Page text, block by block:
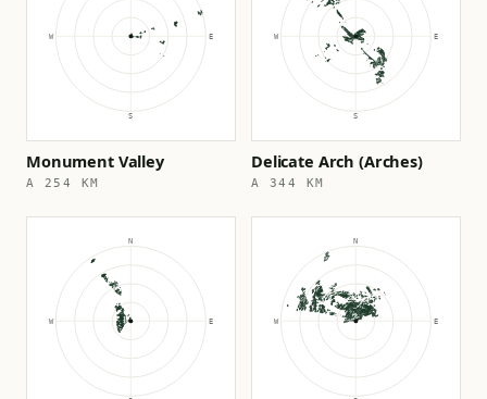
Monument Valley
A 254 KM
Delicate Arch (Arches)
A 344 KM